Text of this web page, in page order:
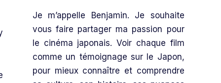
Je m’appelle Benjamin. Je souhaite
vous faire partager ma passion pour
le cinéma japonais. Voir chaque film
comme un témoignage sur le Japon,
pour mieux connaître et comprendre